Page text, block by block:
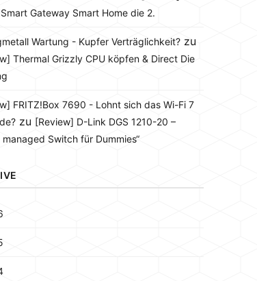
Gateway Smart Home die 2.
Wartung - Kupfer Verträglichkeit? zu
Thermal Grizzly CPU köpfen & Direct Die
FRITZ!Box 7690 - Lohnt sich das Wi-Fi 7
zu [Review] D-Link DGS 1210-20 –
managed Switch für Dummies“